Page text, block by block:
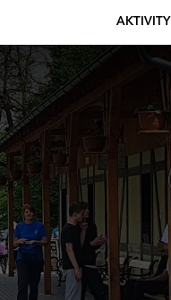
AKTIVITY